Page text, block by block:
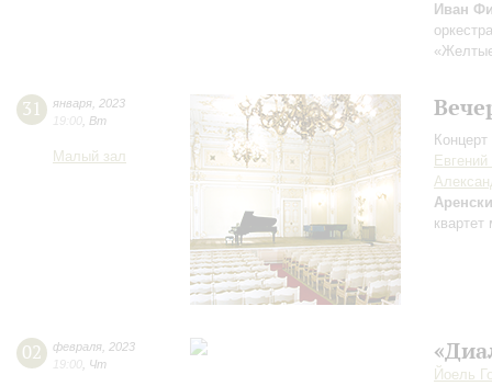
Иван
31 января 2023
19:00 Вт
Малый зал
02 февраля 2023
19:00 Чт
Йоель